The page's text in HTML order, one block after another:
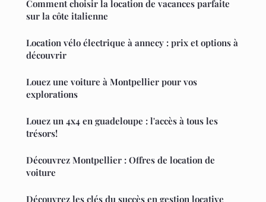
Comment choisir la location de vacances parfaite
sur la côte italienne
Location vélo électrique à annecy : prix et options à
découvrir
Louez une voiture à Montpellier pour vos
explorations
Louez un 4x4 en guadeloupe : l'accès à tous les
trésors!
Découvrez Montpellier : Offres de location de
voiture
Découvrez les clés du succès en gestion locative